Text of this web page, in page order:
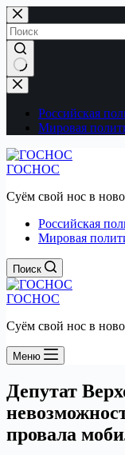
Перейти
к
сути
Ничего
не
найденоРоссийская
Мировая
ГОСНОС
Суём свой нос в
Российская
Мировая
Поиск
ГОСНОС
Суём свой нос в
Меню
Депутат
провала